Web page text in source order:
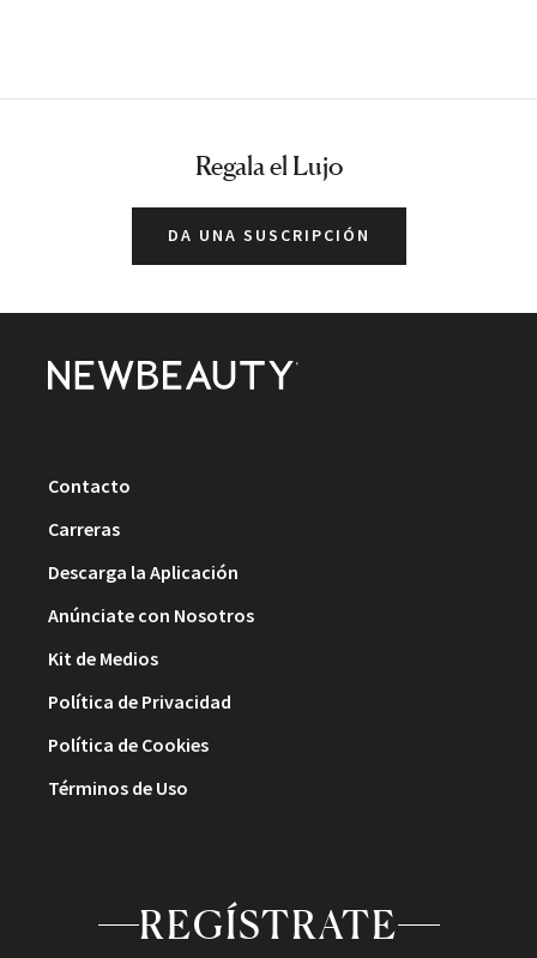
Regala el Lujo
DA UNA SUSCRIPCIÓN
Contacto
Carreras
Descarga la Aplicación
Anúnciate con Nosotros
Kit de Medios
Política de Privacidad
Política de Cookies
Términos de Uso
REGÍSTRATE